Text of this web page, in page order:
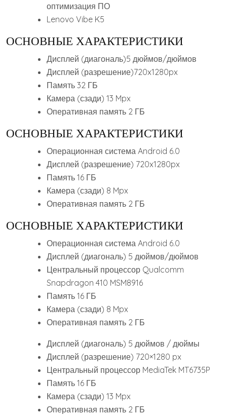
оптимизация ПО
Lenovo Vibe K5
ОСНОВНЫЕ ХАРАКТЕРИСТИКИ
Дисплей (диагональ)5 дюймов/дюймов
Дисплей (разрешение)720x1280px
Память 32 ГБ
Камера (сзади) 13 Mpx
Оперативная память 2 ГБ
ОСНОВНЫЕ ХАРАКТЕРИСТИКИ
Операционная система Android 6.0
Дисплей (разрешение) 720x1280px
Память 16 ГБ
Камера (сзади) 8 Mpx
Оперативная память 2 ГБ
ОСНОВНЫЕ ХАРАКТЕРИСТИКИ
Операционная система Android 6.0
Дисплей (диагональ) 5 дюймов/дюймов
Центральный процессор Qualcomm
Snapdragon 410 MSM8916
Память 16 ГБ
Камера (сзади) 8 Mpx
Оперативная память 2 ГБ
Дисплей (диагональ) 5 дюймов / дюймы
Дисплей (разрешение) 720×1280 px
Центральный процессор MediaTek MT6735P
Память 16 ГБ
Камера (сзади) 13 Mpx
Оперативная память 2 ГБ